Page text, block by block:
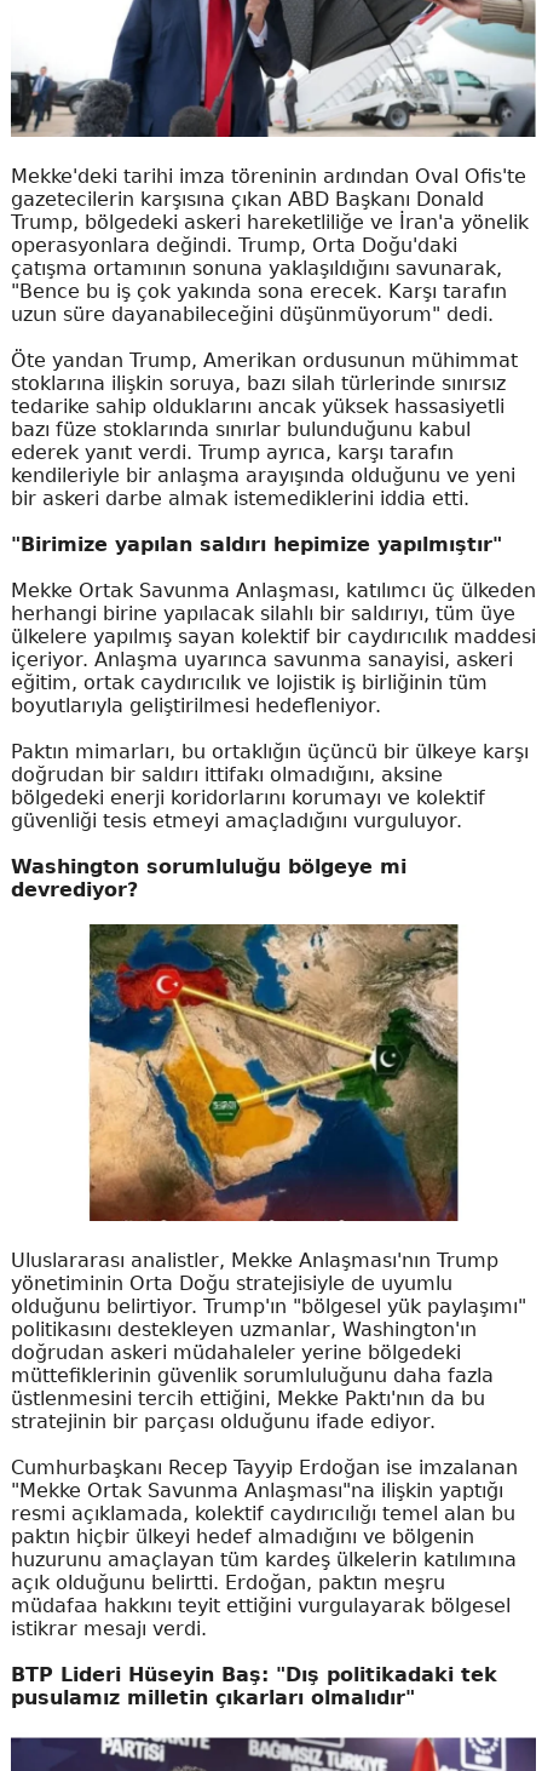
Mekke'deki tarihi imza töreninin ardından Oval Ofis'te
gazetecilerin karşısına çıkan ABD Başkanı Donald
Trump, bölgedeki askeri hareketliliğe ve İran'a yönelik
operasyonlara değindi. Trump, Orta Doğu'daki
çatışma ortamının sonuna yaklaşıldığını savunarak,
"Bence bu iş çok yakında sona erecek. Karşı tarafın
uzun süre dayanabileceğini düşünmüyorum" dedi.
Öte yandan Trump, Amerikan ordusunun mühimmat
stoklarına ilişkin soruya, bazı silah türlerinde sınırsız
tedarike sahip olduklarını ancak yüksek hassasiyetli
bazı füze stoklarında sınırlar bulunduğunu kabul
ederek yanıt verdi. Trump ayrıca, karşı tarafın
kendileriyle bir anlaşma arayışında olduğunu ve yeni
bir askeri darbe almak istemediklerini iddia etti.
"Birimize yapılan saldırı hepimize yapılmıştır"
Mekke Ortak Savunma Anlaşması, katılımcı üç ülkeden
herhangi birine yapılacak silahlı bir saldırıyı, tüm üye
ülkelere yapılmış sayan kolektif bir caydırıcılık maddesi
içeriyor. Anlaşma uyarınca savunma sanayisi, askeri
eğitim, ortak caydırıcılık ve lojistik iş birliğinin tüm
boyutlarıyla geliştirilmesi hedefleniyor.
Paktın mimarları, bu ortaklığın üçüncü bir ülkeye karşı
doğrudan bir saldırı ittifakı olmadığını, aksine
bölgedeki enerji koridorlarını korumayı ve kolektif
güvenliği tesis etmeyi amaçladığını vurguluyor.
Washington sorumluluğu bölgeye mi
devrediyor?
Uluslararası analistler, Mekke Anlaşması'nın Trump
yönetiminin Orta Doğu stratejisiyle de uyumlu
olduğunu belirtiyor. Trump'ın "bölgesel yük paylaşımı"
politikasını destekleyen uzmanlar, Washington'ın
doğrudan askeri müdahaleler yerine bölgedeki
müttefiklerinin güvenlik sorumluluğunu daha fazla
üstlenmesini tercih ettiğini, Mekke Paktı'nın da bu
stratejinin bir parçası olduğunu ifade ediyor.
Cumhurbaşkanı Recep Tayyip Erdoğan ise imzalanan
"Mekke Ortak Savunma Anlaşması"na ilişkin yaptığı
resmi açıklamada, kolektif caydırıcılığı temel alan bu
paktın hiçbir ülkeyi hedef almadığını ve bölgenin
huzurunu amaçlayan tüm kardeş ülkelerin katılımına
açık olduğunu belirtti. Erdoğan, paktın meşru
müdafaa hakkını teyit ettiğini vurgulayarak bölgesel
istikrar mesajı verdi.
BTP Lideri Hüseyin Baş: "Dış politikadaki tek
pusulamız milletin çıkarları olmalıdır"